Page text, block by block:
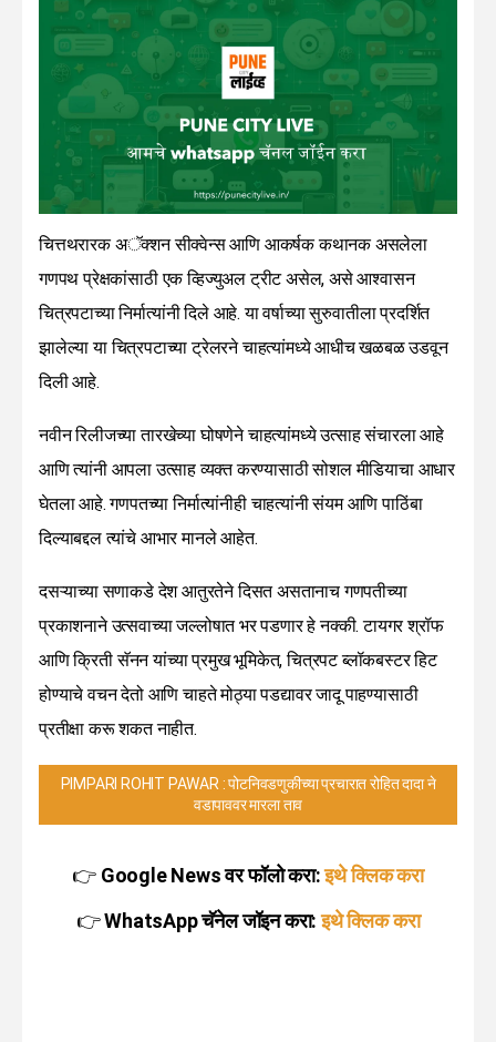
चित्तथरारक अॅक्शन सीक्वेन्स आणि आकर्षक कथानक असलेला
गणपथ प्रेक्षकांसाठी एक व्हिज्युअल ट्रीट असेल, असे आश्वासन
चित्रपटाच्या निर्मात्यांनी दिले आहे. या वर्षाच्या सुरुवातीला प्रदर्शित
झालेल्या या चित्रपटाच्या ट्रेलरने चाहत्यांमध्ये आधीच खळबळ उडवून
दिली आहे.
नवीन रिलीजच्या तारखेच्या घोषणेने चाहत्यांमध्ये उत्साह संचारला आहे
आणि त्यांनी आपला उत्साह व्यक्त करण्यासाठी सोशल मीडियाचा आधार
घेतला आहे. गणपतच्या निर्मात्यांनीही चाहत्यांनी संयम आणि पाठिंबा
दिल्याबद्दल त्यांचे आभार मानले आहेत.
दसऱ्याच्या सणाकडे देश आतुरतेने दिसत असतानाच गणपतीच्या
प्रकाशनाने उत्सवाच्या जल्लोषात भर पडणार हे नक्की. टायगर श्रॉफ
आणि क्रिती सॅनन यांच्या प्रमुख भूमिकेत, चित्रपट ब्लॉकबस्टर हिट
होण्याचे वचन देतो आणि चाहते मोठ्या पडद्यावर जादू पाहण्यासाठी
प्रतीक्षा करू शकत नाहीत.
PIMPARI ROHIT PAWAR : पोटनिवडणुकीच्या प्रचारात रोहित दादा ने
वडापाववर मारला ताव
👉 Google News वर फॉलो करा: इथे क्लिक करा
👉WhatsApp चॅनेल जॉइन करा: इथे क्लिक करा